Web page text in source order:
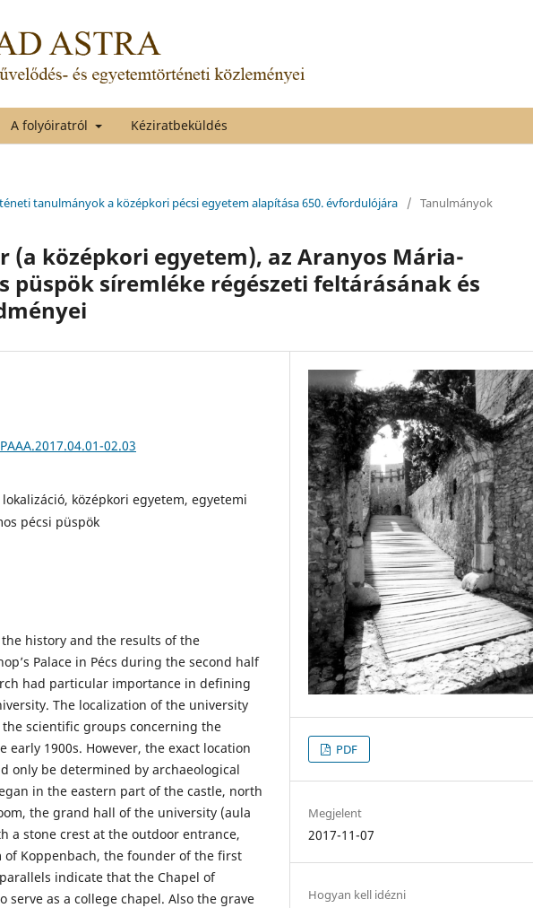
A folyóiratról Kéziratbeküldés
tanulmányok a középkori pécsi egyetem alapítása 650. évfordulójára
/ Tanulmányok
(a középkori egyetem), az Aranyos Mária-
püspök síremléke régészeti feltárásának és
02.03
középkori egyetem, egyetemi
pécsi püspök
history and the results of the
Palace in Pécs during the second half
had particular importance in defining
The localization of the university
scientific groups concerning the
1900s. However, the exact location
only be determined by archaeological
in the eastern part of the castle, north
the grand hall of the university (aula
a stone crest at the outdoor entrance,
Koppenbach, the founder of the first
indicate that the Chapel of
serve as a college chapel. Also the grave
PDF
Megjelent
2017-11-07
Hogyan kell idézni